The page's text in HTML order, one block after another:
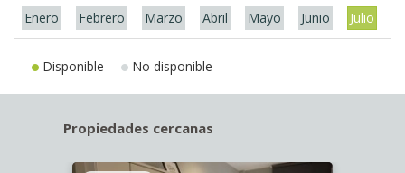
Enero Febrero Marzo Abril Mayo Junio Julio
Disponible No disponible
Propiedades cercanas